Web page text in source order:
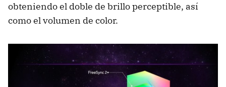
obteniendo el doble de brillo perceptible, así
como el volumen de color.